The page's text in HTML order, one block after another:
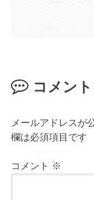
コメン
メールアドレスが
欄は必須項目です
コメント ※